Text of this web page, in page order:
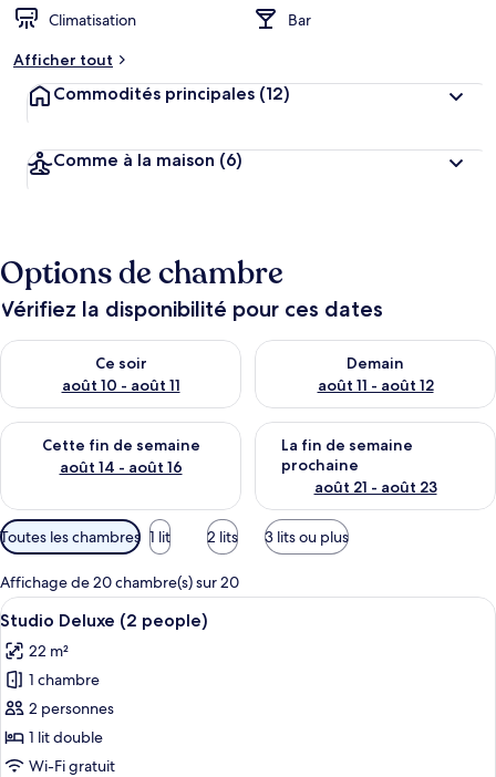
Climatisation
Bar
Afficher tout
Commodités principales (12)
Comme à la maison (6)
Options de chambre
Vérifiez la disponibilité pour ces dates
Ce soir
août 10 - août 11
Vérifier la disponibilité pour ce soir août 10 - août 11
Demain
août 11 - août 12
Vérifier la disponibilité pour
Cette fin de semaine
août 14 - août 16
Vérifier la disponibilité pour cette fin de semaine août 14 -
La fin de semaine
prochaine
août 21 - août 23
Vérifier la disponibilité pour
Filtres
disponibles
pour
les
chambres
Toutes les chambres 1 lit 2 lits 3 lits ou plus
Affichage de 20 chambre(s) sur 20
Afficher
toutes
les
photos
pour
ce
type
Une chambre d’hôtel avec un lit,
5
Studio Deluxe (2 people)
22 m²
1 chambre
2 personnes
1 lit double
Wi-Fi gratuit